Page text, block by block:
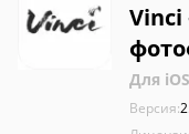
Vinci
Для iOS
Версия: